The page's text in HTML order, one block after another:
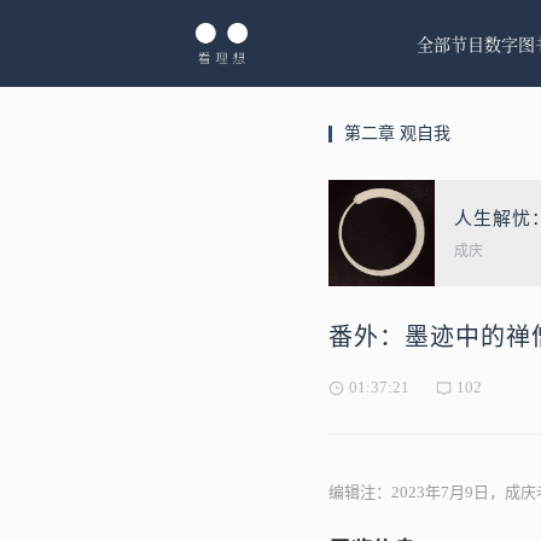
全部节目数字图
第二章 观自我
人生解忧
成庆
番外：墨迹中的禅
01:37:21 102
编辑注：2023年7月9日，成